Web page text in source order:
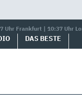
Uhr Frankfurt | 10:37 Uhr
DAS BESTE